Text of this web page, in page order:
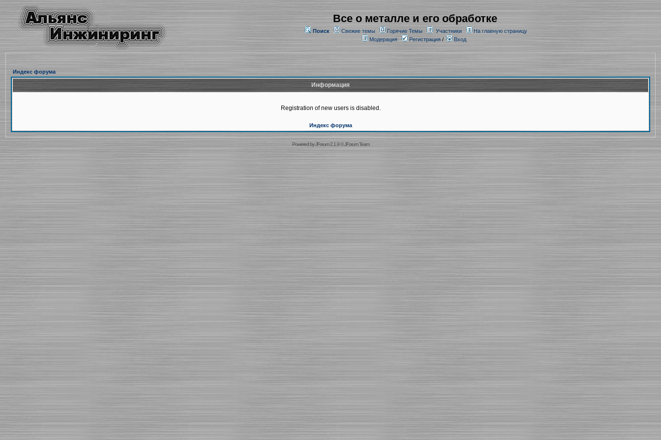
Все о металле и его обработке
Поиск Свежие темы Горячие Темы Участники
На главную страницу
Модерация
Регистрация/ Вход
Индекс форума
Информация
Registration of new users is disabled.
Индекс форума
Powered byJForum 2.1.9©JForum Team